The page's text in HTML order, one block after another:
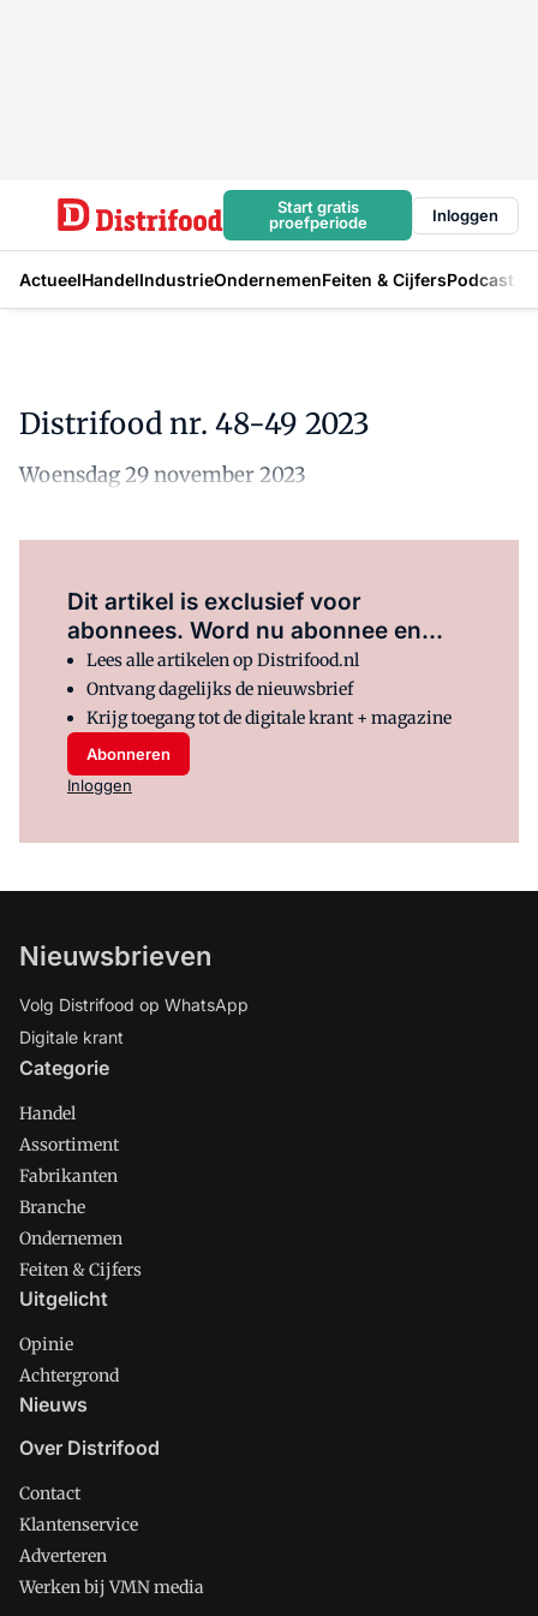
Start gratis
proefperiode
Inloggen
ActueelHandelIndustrieOndernemenFeiten & CijfersPodcast
Distrifood nr. 48-49 2023
Woensdag 29 november 2023
Dit artikel is exclusief voor
abonnees. Word nu abonnee en...
Lees alle artikelen op Distrifood.nl
Ontvang dagelijks de nieuwsbrief
Krijg toegang tot de digitale krant + magazine
Abonneren
Inloggen
Nieuwsbrieven
Volg Distrifood op WhatsApp
Digitale krant
Categorie
Handel
Assortiment
Fabrikanten
Branche
Ondernemen
Feiten & Cijfers
Uitgelicht
Opinie
Achtergrond
Nieuws
Over Distrifood
Contact
Klantenservice
Adverteren
Werken bij VMN media